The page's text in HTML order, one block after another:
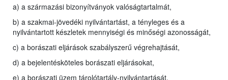
a) a származási bizonyítványok valóságtartalmát,
b) a szakmai-jövedéki nyilvántartást, a tényleges és a
nyilvántartott készletek mennyiségi és minőségi azonosságát,
c) a borászati eljárások szabályszerű végrehajtását,
d) a bejelentésköteles borászati eljárásokat,
e) a borászati üzem tárolótartály-nyilvántartását,